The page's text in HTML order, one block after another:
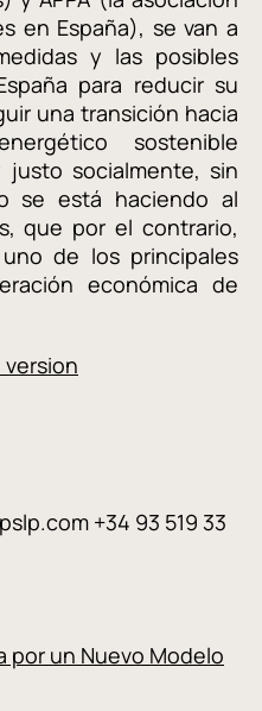
en España), se van a
y las posibles
para reducir su
una transición hacia
sostenible
justo socialmente, sin
se está haciendo al
que por el contrario,
de los principales
económica de
+34 93 519 33
por un Nuevo Modelo